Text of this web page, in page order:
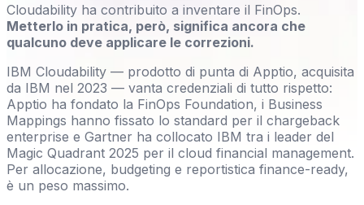
Cloudability ha contribuito a inventare il FinOps.
Metterlo in pratica, però, significa ancora che
qualcuno deve applicare le correzioni.
IBM Cloudability — prodotto di punta di Apptio, acquisita
da IBM nel 2023 — vanta credenziali di tutto rispetto:
Apptio ha fondato la FinOps Foundation, i Business
Mappings hanno fissato lo standard per il chargeback
enterprise e Gartner ha collocato IBM tra i leader del
Magic Quadrant 2025 per il cloud financial management.
Per allocazione, budgeting e reportistica finance-ready,
è un peso massimo.